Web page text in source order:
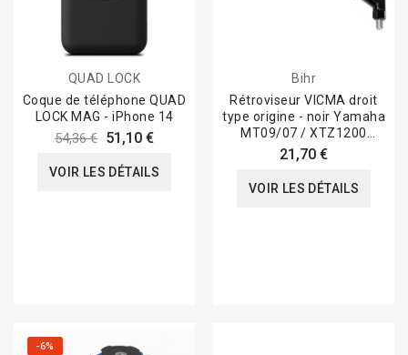
QUAD LOCK
Coque de téléphone QUAD
LOCK MAG - iPhone 14
54,36 € 51,10 €
VOIR LES DÉTAILS
Bihr
Rétroviseur VICMA droit
type origine - noir Yamaha
MT09/07 / XTZ1200
Super...
21,70 €
VOIR LES DÉTAILS
-6%